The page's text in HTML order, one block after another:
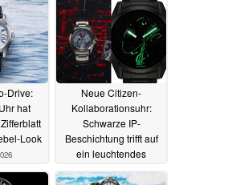
Drive:
hat
Look
Neue Citizen-
Kollaborationsuhr:
Schwarze IP-
Beschichtung trifft auf
ein leuchtendes
01.07.2026